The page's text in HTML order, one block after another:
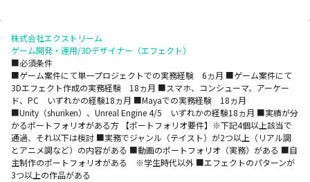
株式会社エクストリーム
ゲーム開発・運用/3Dデザイナー（エフェクト）
■必須条件
■ゲーム案件にて単一プロジェクトでの実務経験 6ヵ月 ■ゲーム案件にて
3Dエフェクト作成の実務経験 18ヵ月 ■スマホ、コンシューマ、アーケー
ド、PC いずれかの経験18ヵ月 ■Mayaでの実務経験 18ヵ月
■Unity（shuriken）、Unreal Engine 4/5 いずれかの経験18ヵ月 ■実績が分
かるポートフォリオがある方 【ポートフォリオ要件】※下記4個以上該当で
通過、それ以下は検討 ■実務でジャンル（テイスト）が2つ以上（リアル調
とアニメ調など）の内容がある ■動画のポートフォリオ（実務）がある ■自
主制作のポートフォリオがある ※学生時代以外 ■エフェクトのパターンが
3つ以上の作品がある